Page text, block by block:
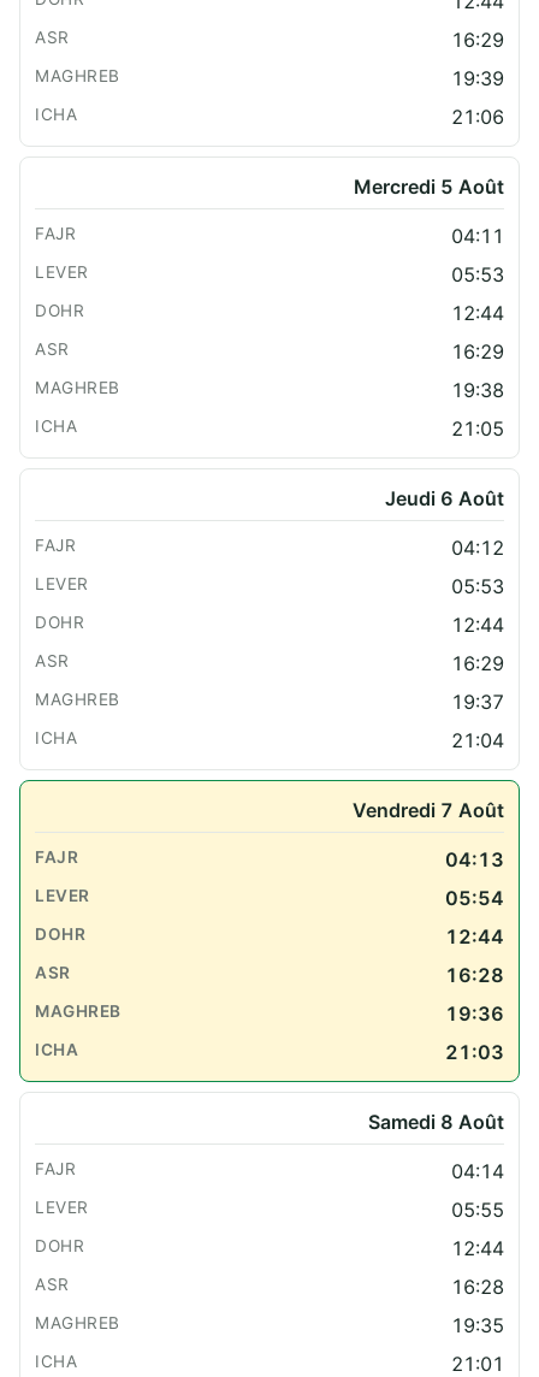
16:29
19:39
21:06
Mercredi 5 Août
04:11
05:53
12:44
16:29
19:38
21:05
Jeudi 6 Août
04:12
05:53
12:44
16:29
19:37
21:04
Vendredi 7 Août
04:13
05:54
12:44
16:28
19:36
21:03
Samedi 8 Août
04:14
05:55
12:44
16:28
19:35
21:01